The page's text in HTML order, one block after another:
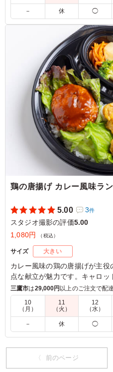
豚の生姜焼きは、やわらか
がしっかり絡み、ご飯との
味付けで食べやすく、副菜
まで飽きずに美味しくいた
ご利用シーン：ロケ・撮影›ス
東京都渋谷区恵比寿2026/07/28
－ 休 ◯
鶏の唐揚げ カレー風味ラ
5.00 3件
スタジオ撮影の評価5.00
1,080円
（税込）
サイズ 大きい
カレー風味の鶏の唐揚げが主
点な献立が魅力です。キャロ
も楽しめます。ランチや会議、
みんなが笑顔になること間違い
カリッと揚がった唐揚げは
コクがご飯によく合い、最
三鷹市は29,000円以上のご注文で配
10
（月）
11
（火）
12
（水）
－ 休 ◯
〈 前のページ